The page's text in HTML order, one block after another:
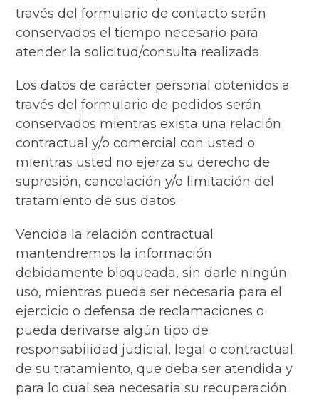
través del formulario de contacto serán
conservados el tiempo necesario para
atender la solicitud/consulta realizada.
Los datos de carácter personal obtenidos a
través del formulario de pedidos serán
conservados mientras exista una relación
contractual y/o comercial con usted o
mientras usted no ejerza su derecho de
supresión, cancelación y/o limitación del
tratamiento de sus datos.
Vencida la relación contractual
mantendremos la información
debidamente bloqueada, sin darle ningún
uso, mientras pueda ser necesaria para el
ejercicio o defensa de reclamaciones o
pueda derivarse algún tipo de
responsabilidad judicial, legal o contractual
de su tratamiento, que deba ser atendida y
para lo cual sea necesaria su recuperación.